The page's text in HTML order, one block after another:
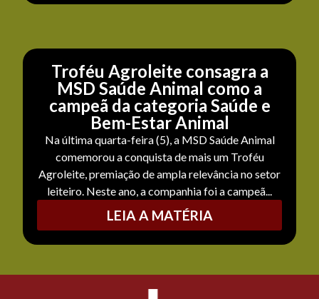
Troféu Agroleite consagra a
MSD Saúde Animal como a
campeã da categoria Saúde e
Bem-Estar Animal
Na última quarta-feira (5), a MSD Saúde Animal
comemorou a conquista de mais um Troféu
Agroleite, premiação de ampla relevância no setor
leiteiro. Neste ano, a companhia foi a campeã...
LEIA A MATÉRIA